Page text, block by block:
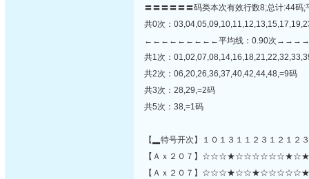
〓〓〓〓〓〓码类本次有效行数8;总计:44码
共0次：
←←←←←←←←←平均线：0.90次
共1次：
共2次：06,20,26,36,37,40,42,44,48,=9码
共3次：28,29,=2码
共5次：38,=1码
【▂特号开次】１０１３１１２３１２１２
【Ａｘ２０７】
【Ａｘ２０７】